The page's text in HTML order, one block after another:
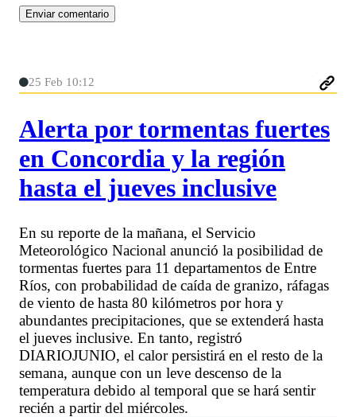
25 Feb 10:12
Alerta por tormentas fuertes
en Concordia y la región
hasta el jueves inclusive
En su reporte de la mañana, el Servicio
Meteorológico Nacional anunció la posibilidad de
tormentas fuertes para 11 departamentos de Entre
Ríos, con probabilidad de caída de granizo, ráfagas
de viento de hasta 80 kilómetros por hora y
abundantes precipitaciones, que se extenderá hasta
el jueves inclusive. En tanto, registró
DIARIOJUNIO, el calor persistirá en el resto de la
semana, aunque con un leve descenso de la
temperatura debido al temporal que se hará sentir
recién a partir del miércoles.